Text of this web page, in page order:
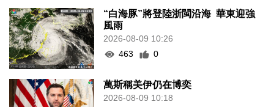
“白海豚”將登陸浙閩沿海 華東迎強
風雨
2026-08-09 10:26
463
0
萬斯稱美伊仍在博奕
2026-08-09 10:18